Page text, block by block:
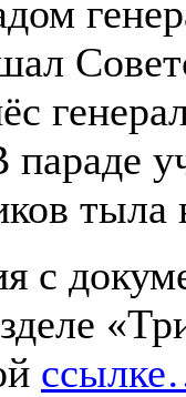
тыла
с